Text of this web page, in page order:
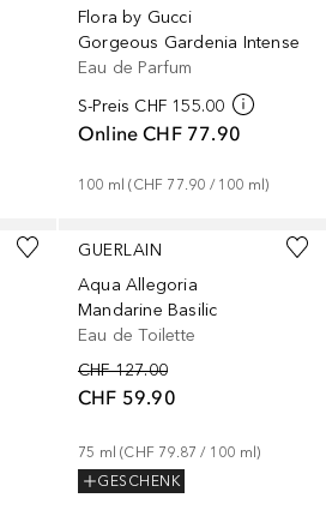
Flora by Gucci
Gorgeous Gardenia Intense
Eau de Parfum
S-Preis CHF 155.00
Online CHF 77.90
100 ml (CHF 77.90 / 100 ml)
GUERLAIN
Aqua Allegoria
Mandarine Basilic
Eau de Toilette
CHF 127.00
CHF 59.90
75 ml (CHF 79.87 / 100 ml)
GESCHENK